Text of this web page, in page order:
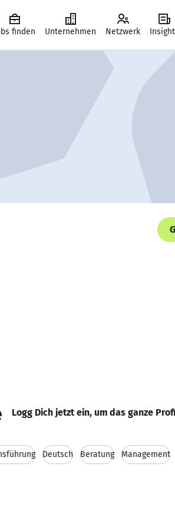
finden Unternehmen Netzwerk
Logg Dich jetzt ein, um das ganze
Deutsch Beratung Management